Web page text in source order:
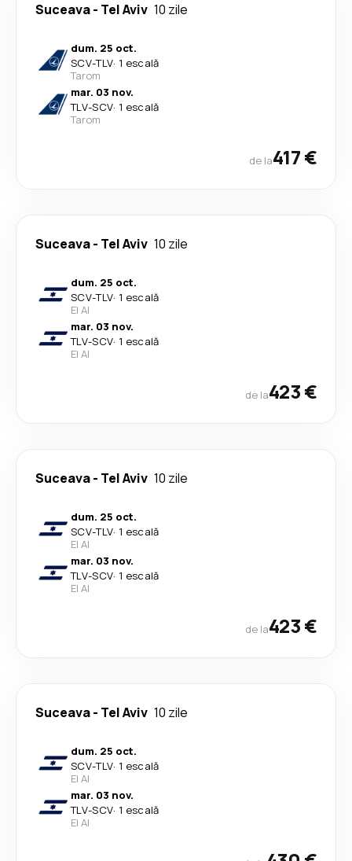
Suceava- Tel Aviv 10 zile
dum. 25 oct.
SCV-TLV· 1 escală
Tarom
mar. 03 nov.
TLV-SCV· 1 escală
Tarom
de la417 €
Suceava- Tel Aviv 10 zile
dum. 25 oct.
SCV-TLV· 1 escală
El Al
mar. 03 nov.
TLV-SCV· 1 escală
El Al
de la423 €
Suceava- Tel Aviv 10 zile
dum. 25 oct.
SCV-TLV· 1 escală
El Al
mar. 03 nov.
TLV-SCV· 1 escală
El Al
de la423 €
Suceava- Tel Aviv 10 zile
dum. 25 oct.
SCV-TLV· 1 escală
El Al
mar. 03 nov.
TLV-SCV· 1 escală
El Al